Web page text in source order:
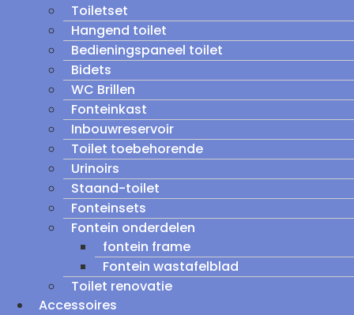
Toiletset
Hangend toilet
Bedieningspaneel toilet
Bidets
WC Brillen
Fonteinkast
Inbouwreservoir
Toilet toebehorende
Urinoirs
Staand-toilet
Fonteinsets
Fontein onderdelen
fontein frame
Fontein wastafelblad
Toilet renovatie
Accessoires